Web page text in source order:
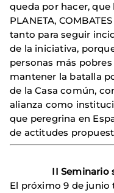
queda por hacer, que
PLANETA,
tanto para seguir
de la iniciativa,
personas más
mantener la batalla
de la Casa común,
alianza como
que peregrina en
de actitudes
II Seminario
El próximo 9 de junio